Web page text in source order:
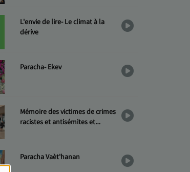
L'envie de lire- Le climat à la
dérive
Paracha- Ekev
Mémoire des victimes de crimes
racistes et antisémites et
Paracha Vaèt'hanan